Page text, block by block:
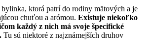
ktorá patrí do rodiny mätových a je
chuťou a arómou. Existuje niekoľko
každý z nich má svoje špecifické
Tu sú niektoré z najznámejších druhov